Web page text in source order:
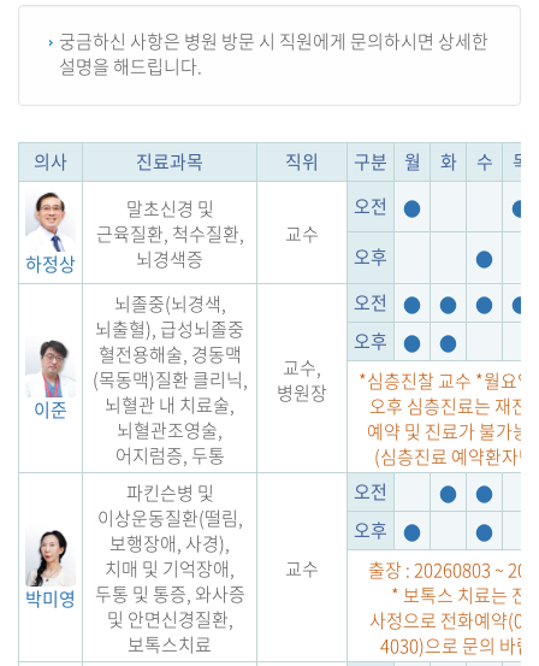
궁금하신 사항은 병원 방문 시 직원에게 문의하시면 상세한
설명을 해드립니다.
의사 진료과목 직위 구분 월 화 수 목
하정상
말초신경 및
근육질환, 척수질환,
뇌경색증
교수
오전 ●
●
오후
●
이준
뇌졸중(뇌경색,
뇌출혈), 급성뇌졸중
혈전용해술, 경동맥
(목동맥)질환 클리닉,
뇌혈관 내 치료술,
뇌혈관조영술,
어지럼증, 두통
교수,
병원장
오전 ● ● ●
●
오후
●
●
*심층진찰 교수 *월요
오후 심층진료는 재진
예약 및 진료가 불가능
(심층진료 예약환자
박미영
파킨슨병 및
이상운동질환(떨림,
보행장애, 사경),
치매 및 기억장애,
두통 및 통증, 와사증
및 안면신경질환,
보톡스치료
교수
오전 ●
●
오후
●
●
출장 : 20260803 ~
* 보톡스 치료는 진
사정으로 전화예약
4030)으로 문의 바랍